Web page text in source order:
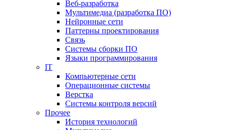
Веб-разработка
Мультимедиа (разработка ПО)
Нейронные сети
Паттерны проектирования
Связь
Системы сборки ПО
Языки программирования
IT
Компьютерные сети
Операционные системы
Верстка
Системы контроля версий
Прочее
История технологий